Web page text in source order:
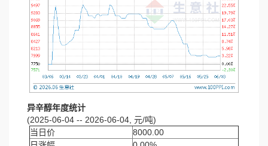
异辛醇年度统计
(2025-06-04 -- 2026-06-04, 元/吨)
当日价
8000.00